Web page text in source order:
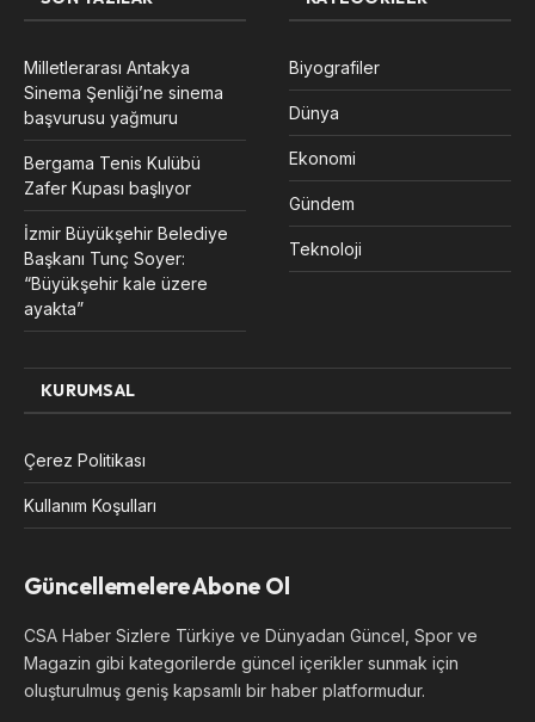
Milletlerarası Antakya
Sinema Şenliği’ne sinema
başvurusu yağmuru
Bergama Tenis Kulübü
Zafer Kupası başlıyor
İzmir Büyükşehir Belediye
Başkanı Tunç Soyer:
“Büyükşehir kale üzere
ayakta”
Biyografiler
Dünya
Ekonomi
Gündem
Teknoloji
KURUMSAL
Çerez Politikası
Kullanım Koşulları
Güncellemelere Abone Ol
CSA Haber Sizlere Türkiye ve Dünyadan Güncel, Spor ve
Magazin gibi kategorilerde güncel içerikler sunmak için
oluşturulmuş geniş kapsamlı bir haber platformudur.